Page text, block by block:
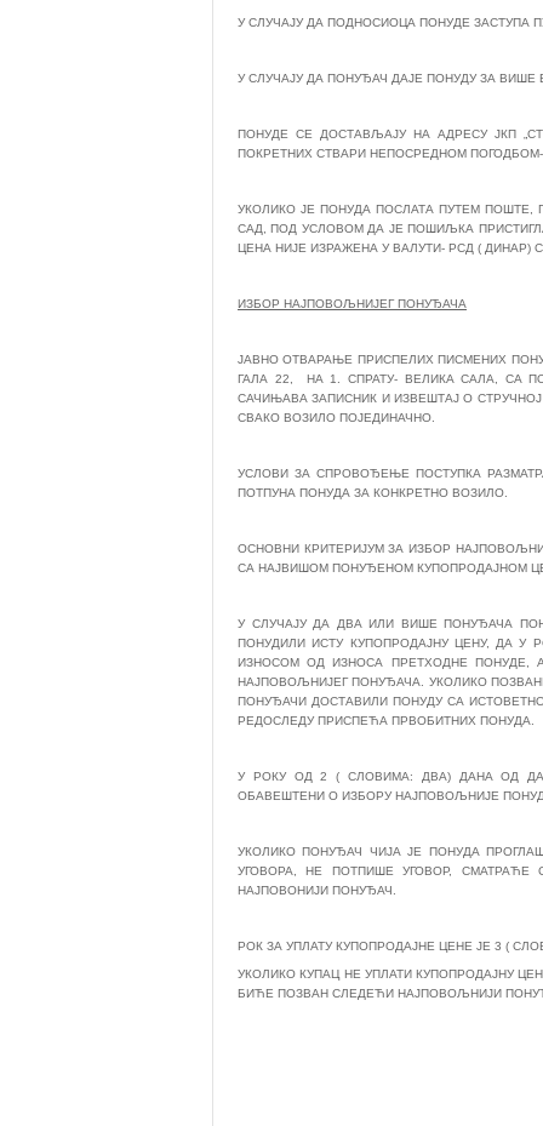
У СЛУЧАЈУ ДА ПОДНОСИОЦА ПОНУДЕ
У СЛУЧАЈУ ДА ПОНУЂАЧ ДАЈЕ ПОНУДУ ЗА
ПОНУДЕ СЕ ДОСТАВЉАЈУ НА АДРЕСУ ЈКП
ПОКРЕТНИХ СТВАРИ НЕПОСРЕДНОМ ПОГОДБОМ-
УКОЛИКО ЈЕ ПОНУДА ПОСЛАТА ПУТЕМ
САД, ПОД УСЛОВОМ ДА ЈЕ ПОШИЉКА
ЦЕНА НИЈЕ ИЗРАЖЕНА У ВАЛУТИ- РСД ( ДИНАР)
ИЗБОР НАЈПОВОЉНИЈЕГ ПОНУЂАЧА
ЈАВНО ОТВАРАЊЕ ПРИСПЕЛИХ ПИСМЕНИХ
ГАЛА 22, НА 1. СПРАТУ- ВЕЛИКА САЛА, СА
САЧИЊАВА ЗАПИСНИК И ИЗВЕШТАЈ О
СВАКО ВОЗИЛО ПОЈЕДИНАЧНО.
УСЛОВИ ЗА СПРОВОЂЕЊЕ ПОСТУПКА
ПОТПУНА ПОНУДА ЗА КОНКРЕТНО ВОЗИЛО.
ОСНОВНИ КРИТЕРИЈУМ ЗА ИЗБОР
СА НАЈВИШОМ ПОНУЂЕНОМ КУПОПРОДАЈНОМ
У СЛУЧАЈУ ДА ДВА ИЛИ ВИШЕ ПОНУЂАЧА
ПОНУДИЛИ ИСТУ КУПОПРОДАЈНУ ЦЕНУ, ДА
ИЗНОСОМ ОД ИЗНОСА ПРЕТХОДНЕ ПОНУДЕ,
НАЈПОВОЉНИЈЕГ ПОНУЂАЧА. УКОЛИКО
ПОНУЂАЧИ ДОСТАВИЛИ ПОНУДУ СА
РЕДОСЛЕДУ ПРИСПЕЋА ПРВОБИТНИХ ПОНУДА.
У РОКУ ОД 2 ( СЛОВИМА: ДВА) ДАНА ОД
ОБАВЕШТЕНИ О ИЗБОРУ НАЈПОВОЉНИЈЕ
УКОЛИКО ПОНУЂАЧ ЧИЈА ЈЕ ПОНУДА
УГОВОРА, НЕ ПОТПИШЕ УГОВОР,
НАЈПОВОНИЈИ ПОНУЂАЧ.
РОК ЗА УПЛАТУ КУПОПРОДАЈНЕ ЦЕНЕ ЈЕ 3 (
УКОЛИКО КУПАЦ НЕ УПЛАТИ КУПОПРОДАЈНУ
БИЋЕ ПОЗВАН СЛЕДЕЋИ НАЈПОВОЉНИЈИ